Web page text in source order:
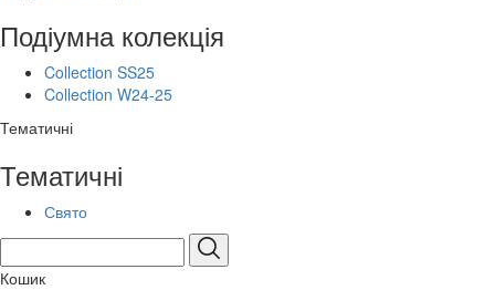
Подіумна колекція
Collection SS25
Collection W24-25
Тематичні
Тематичні
Свято
Кошик